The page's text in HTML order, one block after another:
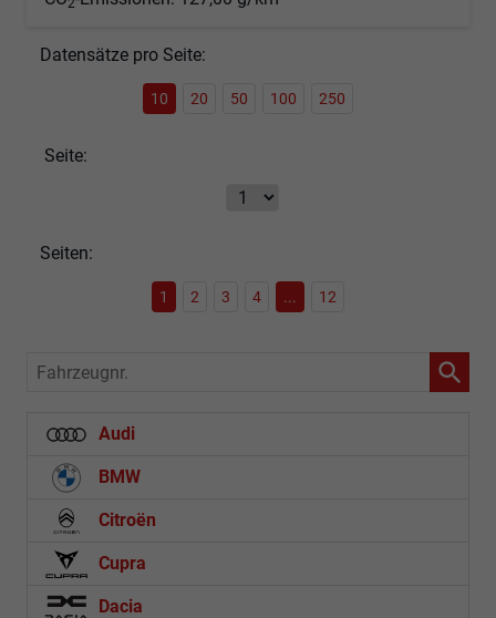
Datensätze pro Seite:
10 20 50 100 250
Seite:
Seiten:
1 2 3 4 ... 12
Fahrzeugnr.
Audi
BMW
Citroën
Cupra
Dacia